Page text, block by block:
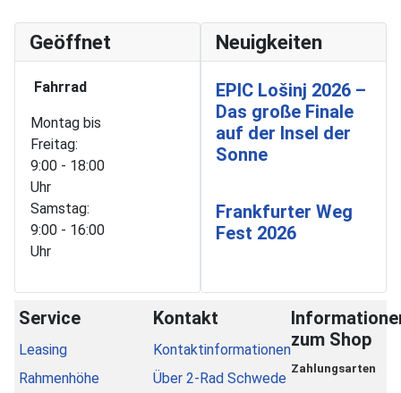
Geöffnet
Fahrrad
Montag bis
Freitag:
9:00 - 18:00
Uhr
Samstag:
9:00 - 16:00
Uhr
Neuigkeiten
EPIC Lošinj 2026 –
Das große Finale
auf der Insel der
Sonne
Frankfurter Weg
Fest 2026
Service
Leasing
Rahmenhöhe
Kontakt
Kontaktinformationen
Über 2-Rad Schwede
zum Shop
Zahlungsarten